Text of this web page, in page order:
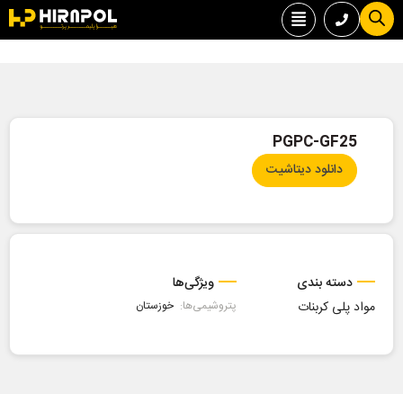
PGPC-GF25
دانلود دیتاشیت
دسته بندی
مواد پلی کربنات
ویژگی‌ها
پتروشیمی‌ها: خوزستان